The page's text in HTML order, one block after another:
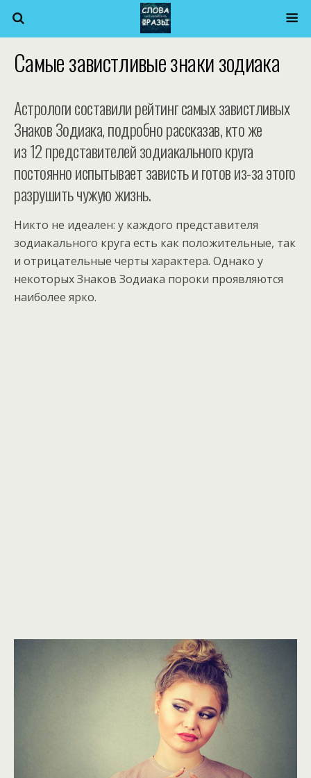
Самые завистливые знаки зодиака
Астрологи составили рейтинг самых завистливых
Знаков Зодиака, подробно рассказав, кто же
из 12 представителей зодиакального круга
постоянно испытывает зависть и готов из-за этого
разрушить чужую жизнь.
Никто не идеален: у каждого представителя
зодиакального круга есть как положительные, так
и отрицательные черты характера. Однако у
некоторых Знаков Зодиака пороки проявляются
наиболее ярко.